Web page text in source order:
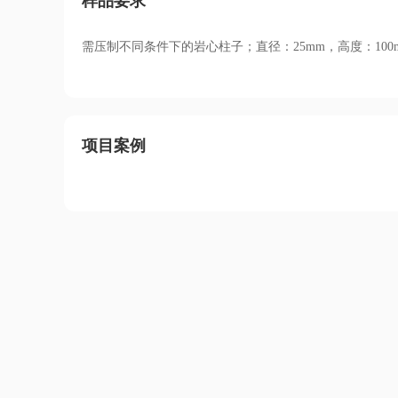
需压制不同条件下的岩心柱子；直径：25mm，高度：
项目案例